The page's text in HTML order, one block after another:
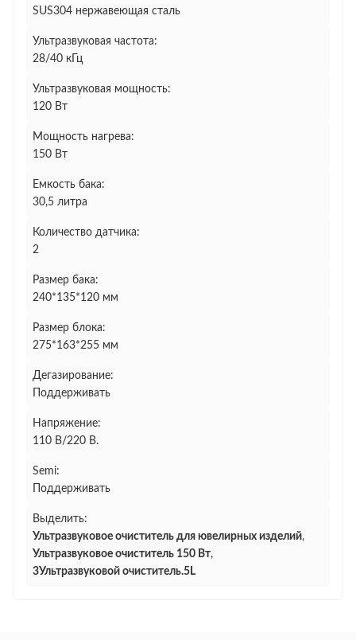
SUS304 нержавеющая сталь
Ультразвуковая частота:
28/40 кГц
Ультразвуковая мощность:
120 Вт
Мощность нагрева:
150 Вт
Емкость бака:
30,5 литра
Количество датчика:
2
Размер бака:
240*135*120 мм
Размер блока:
275*163*255 мм
Дегазирование:
Поддерживать
Напряжение:
110 В/220 В.
Semi:
Поддерживать
Выделить:
Ультразвуковое очиститель для ювелирных изделий,
Ультразвуковое очиститель 150 Вт,
3Ультразвуковой очиститель.5L